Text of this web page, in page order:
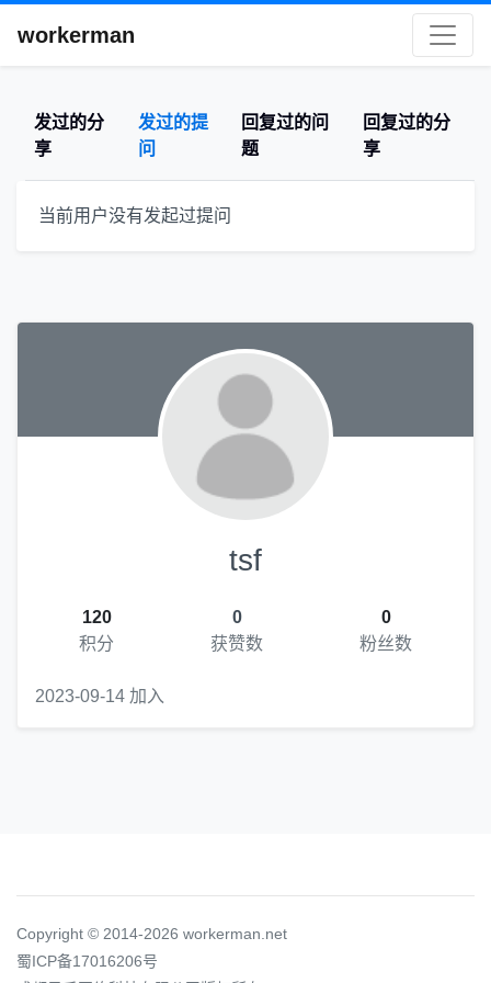
workerman
发过的分
享
发过的提
问
回复过的问
题
回复过的分
享
当前用户没有发起过提问
tsf
120
积分
0
获赞数
0
粉丝数
2023-09-14 加入
Copyright © 2014-2026 workerman.net
蜀ICP备17016206号